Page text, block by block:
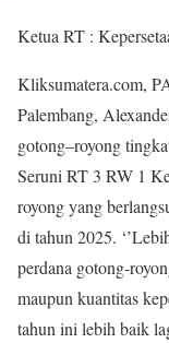
Ketua RT :
Kliksumatera.com,
Palembang,
gotong–royong
Seruni RT 3 RW 1
royong yang
di tahun 2025.
perdana gotong-
maupun kuantitas
tahun ini lebih baik